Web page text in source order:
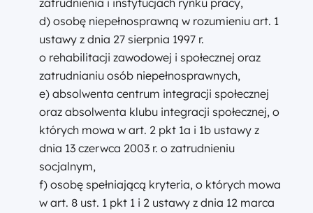
zatrudnienia i instytucjach rynku pracy,
d) osobę niepełnosprawną w rozumieniu art. 1
ustawy z dnia 27 sierpnia 1997 r.
o rehabilitacji zawodowej i społecznej oraz
zatrudnianiu osób niepełnosprawnych,
e) absolwenta centrum integracji społecznej
oraz absolwenta klubu integracji społecznej, o
których mowa w art. 2 pkt 1a i 1b ustawy z
dnia 13 czerwca 2003 r. o zatrudnieniu
socjalnym,
f) osobę spełniającą kryteria, o których mowa
w art. 8 ust. 1 pkt 1 i 2 ustawy z dnia 12 marca